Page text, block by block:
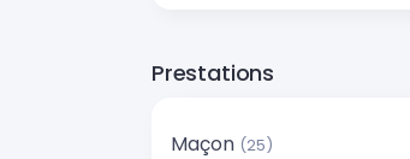
Prestations
Maçon (25)